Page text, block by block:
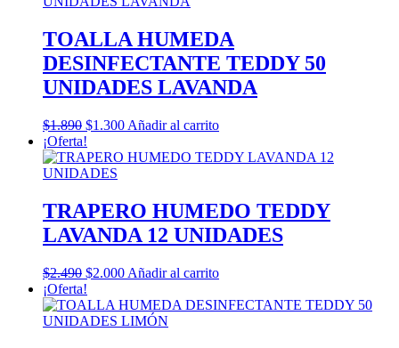
TOALLA HUMEDA
DESINFECTANTE TEDDY 50
UNIDADES LAVANDA
$1.890 El
precio
original
era:
$1.300El
actual
Añadir al carrito
¡Oferta!
TRAPERO HUMEDO TEDDY
LAVANDA 12 UNIDADES
$2.490 El
precio
original
era:
$2.000El
actual
es:
Añadir al carrito
¡Oferta!